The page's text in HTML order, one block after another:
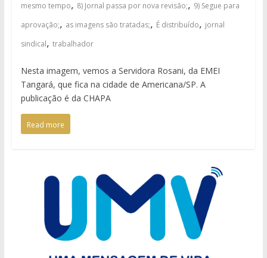
mesmo tempo, 8) Jornal passa por nova revisão;, 9) Segue para
aprovação;, as imagens são tratadas;, É distribuído, jornal
sindical, trabalhador
Nesta imagem, vemos a Servidora Rosani, da EMEI
Tangará, que fica na cidade de Americana/SP. A
publicação é da CHAPA
Read more